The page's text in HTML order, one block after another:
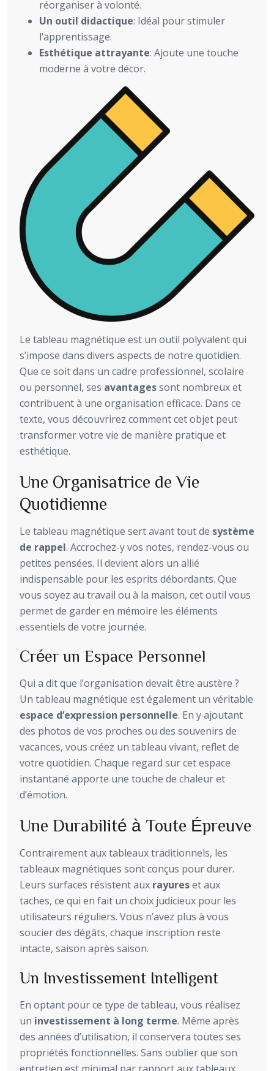
réorganiser à volonté.
Un outil didactique: Idéal pour stimuler
l’apprentissage.
Esthétique attrayante: Ajoute une touche
moderne à votre décor.
Le tableau magnétique est un outil polyvalent qui
s’impose dans divers aspects de notre quotidien.
Que ce soit dans un cadre professionnel, scolaire
ou personnel, ses avantagessont nombreux et
contribuent à une organisation efficace. Dans ce
texte, vous découvrirez comment cet objet peut
transformer votre vie de manière pratique et
esthétique.
Une Organisatrice de Vie
Quotidienne
Le tableau magnétique sert avant tout de système
de rappel. Accrochez-y vos notes, rendez-vous ou
petites pensées. Il devient alors un allié
indispensable pour les esprits débordants. Que
vous soyez au travail ou à la maison, cet outil vous
permet de garder en mémoire les éléments
essentiels de votre journée.
Créer un Espace Personnel
Qui a dit que l’organisation devait être austère ?
Un tableau magnétique est également un véritable
espace d’expression personnelle. En y ajoutant
des photos de vos proches ou des souvenirs de
vacances, vous créez un tableau vivant, reflet de
votre quotidien. Chaque regard sur cet espace
instantané apporte une touche de chaleur et
d’émotion.
Une Durabilité à Toute Épreuve
Contrairement aux tableaux traditionnels, les
tableaux magnétiques sont conçus pour durer.
Leurs surfaces résistent aux rayureset aux
taches, ce qui en fait un choix judicieux pour les
utilisateurs réguliers. Vous n’avez plus à vous
soucier des dégâts, chaque inscription reste
intacte, saison après saison.
Un Investissement Intelligent
En optant pour ce type de tableau, vous réalisez
un investissement à long terme. Même après
des années d’utilisation, il conservera toutes ses
propriétés fonctionnelles. Sans oublier que son